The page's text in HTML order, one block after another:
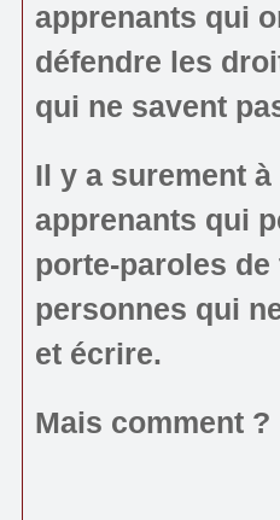
apprenants qui
défendre les
qui ne savent
Il y a surement
apprenants qui
porte-paroles de
personnes qui
et écrire.
Mais comment ?